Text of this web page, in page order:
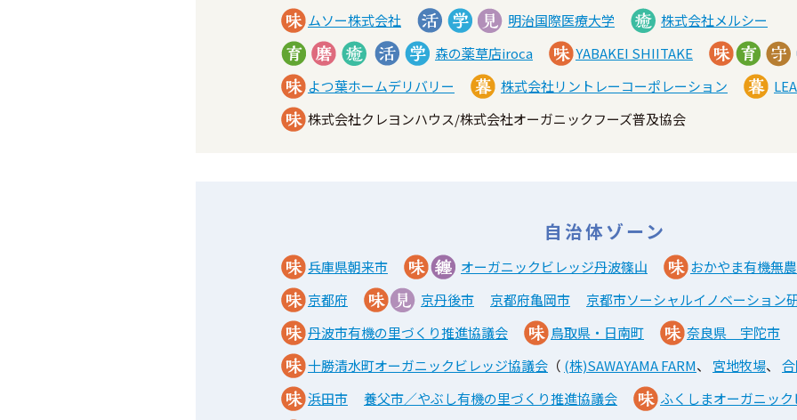
ムソー株式会社
明治国際医療大学
株式会社メルシー
森の薬草店iroca
YABAKEI SHIITAKE
よつ葉ホームデリバリー
株式会社リントレーコーポレーション
株式会社クレヨンハウス/株式会社オーガニックフーズ普及協会
自治体ゾーン
兵庫県朝来市 オーガニックビレッジ丹波篠山
おかやま有機無
京都府
京丹後市 京都府亀岡市
京都市ソーシャルイノベーション
丹波市有機の里づくり推進協議会
鳥取県・日南町
奈良県 宇陀市
十勝清水町オーガニックビレッジ協議会 （ (株)SAWAYAMA FARM、 宮地牧場、
浜田市
養父市／やぶし有機の里づくり推進協議会 ふくしまオーガニッ